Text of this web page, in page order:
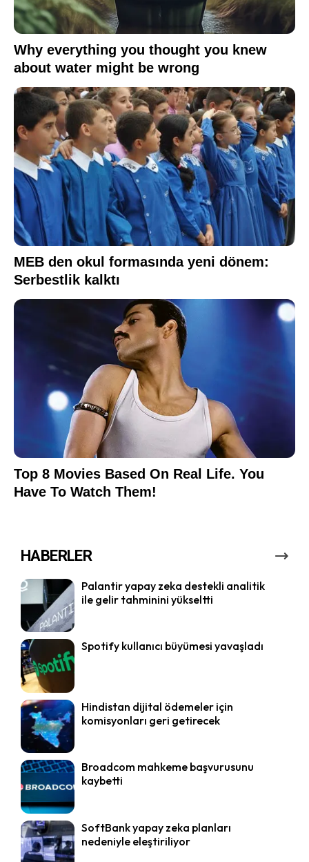
HABERLER
Palantir yapay zeka destekli analitik
ile gelir tahminini yükseltti
Spotify kullanıcı büyümesi yavaşladı
Hindistan dijital ödemeler için
komisyonları geri getirecek
Broadcom mahkeme başvurusunu
kaybetti
SoftBank yapay zeka planları
nedeniyle eleştiriliyor